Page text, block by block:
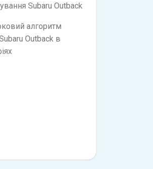
Subaru Outback
алгоритм
Outback в